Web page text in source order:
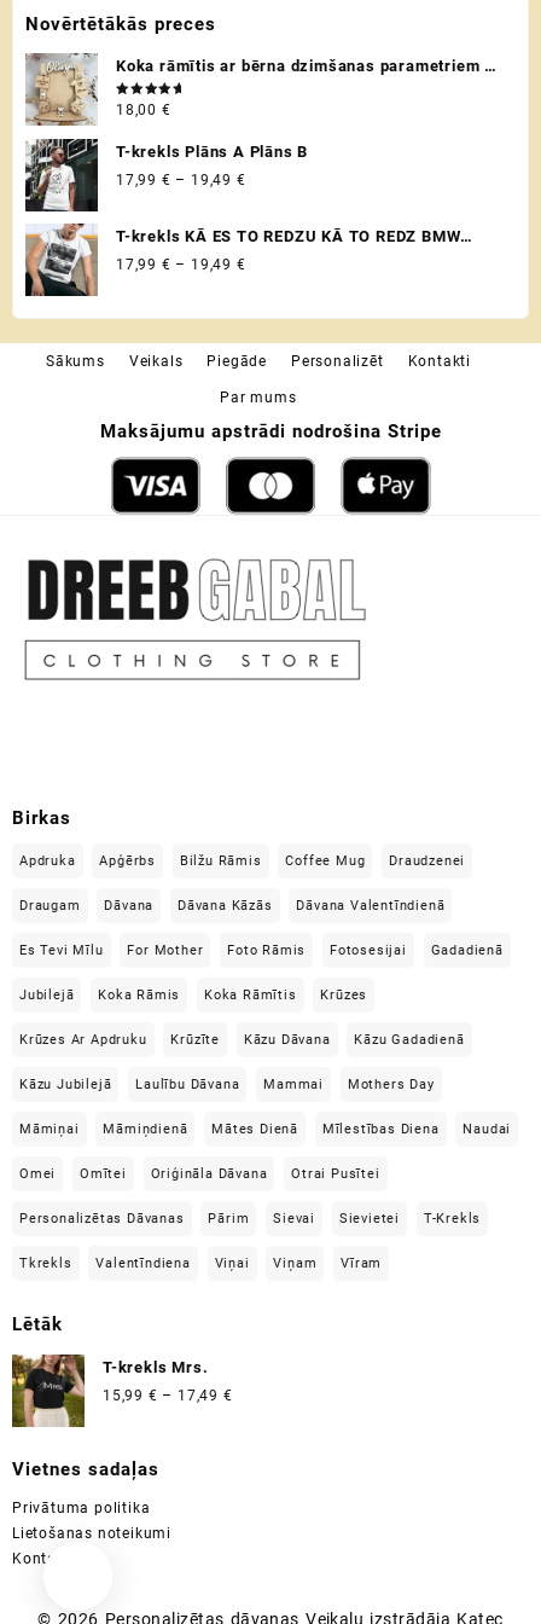
product
Novērtētākās preces
Koka rāmītis ar bērna dzimšanas parametriem /
metriku - personalizēta dāvana raudzībās un
citos svētkos ♡
Novērtēts
ar 5.00
18,00 €
T-krekls Plāns A Plāns B
17,99 € – 19,49 €
17,99 €
T-krekls KĀ ES TO REDZU KĀ TO REDZ BMW
VADITĀJS
17,99 € – 19,49 €
through
19,49 €
Sākums Veikals Piegāde Personalizēt Kontakti
Par mums
Maksājumu apstrādi nodrošina Stripe
Birkas
Apdruka Apģērbs Bilžu Rāmis Coffee Mug Draudzenei
Draugam Dāvana Dāvana Kāzās Dāvana Valentīndienā
Es Tevi Mīlu For Mother Foto Rāmis Fotosesijai Gadadienā
Jubilejā Koka Rāmis Koka Rāmītis Krūzes
Krūzes Ar Apdruku Krūzīte Kāzu Dāvana Kāzu Gadadienā
Kāzu Jubilejā Laulību Dāvana Mammai Mothers Day
Māmiņai Māmiņdienā Mātes Dienā Mīlestības Diena Naudai
Omei Omītei Oriģināla Dāvana Otrai Pusītei
Personalizētas Dāvanas Pārim Sievai Sievietei T-Krekls
Tkrekls Valentīndiena Viņai Viņam Vīram
Lētāk
T-krekls Mrs.
15,99 € – 17,49 €
Vietnes sadaļas
Privātuma politika
Lietošanas noteikumi
Kontakti
© 2026 Personalizētas dāvanas Veikalu izstrādāja Katec